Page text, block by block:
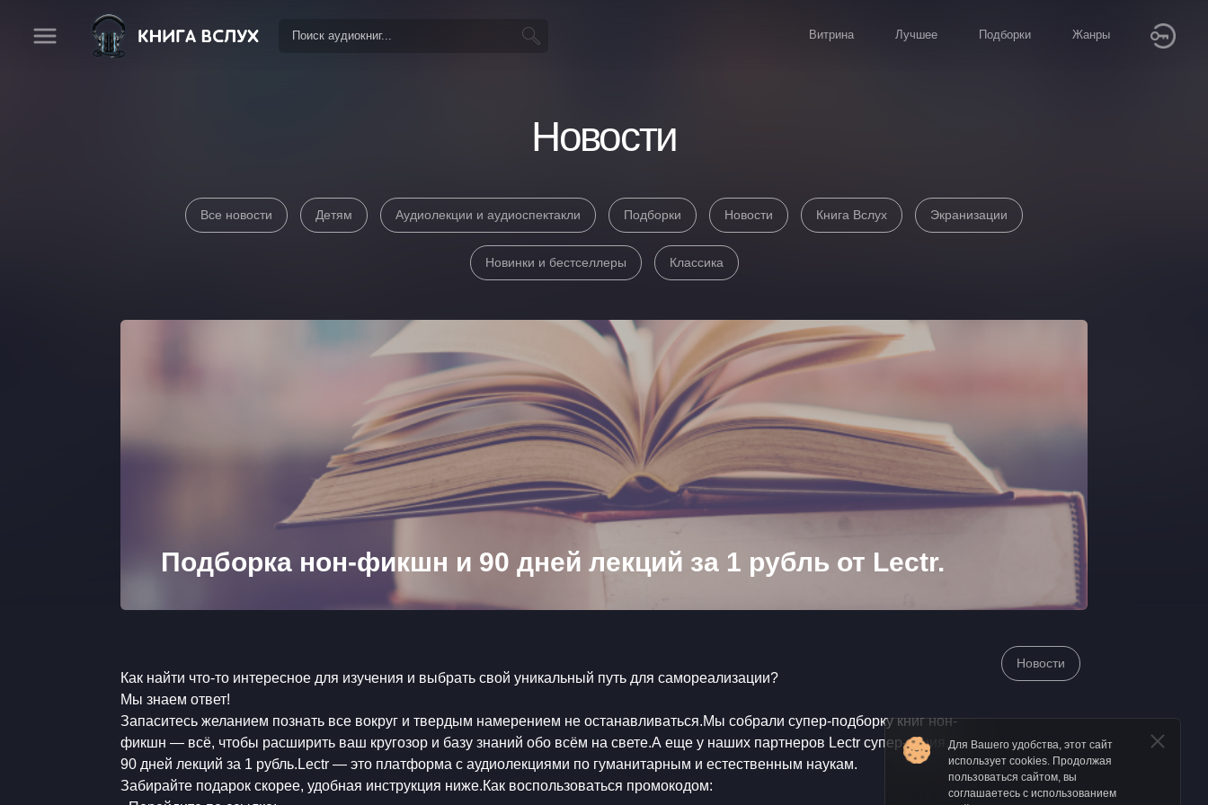
Витрина Лучшее Подборки Жанры
Новости
Все новости Детям Аудиолекции и аудиоспектакли Подборки Новости Книга Вслух Экранизации
Новинки и бестселлеры Классика
Подборка нон-фикшн и 90 дней лекций за 1 рубль от Lectr.
​Как найти что-то интересное для изучения и выбрать свой уникальный путь для самореализации?
​Мы знаем ответ!
​Запаситесь желанием познать все вокруг и твердым намерением не останавливаться.Мы собрали супер-подборку книг нон-
фикшн — всё, чтобы расширить ваш кругозор и базу знаний обо всём на свете.А еще у наших партнеров Lectr супер-акция,
90 дней лекций за 1 рубль.Lectr — это платформа с аудиолекциями по гуманитарным и естественным наукам.
​Забирайте подарок скорее, удобная инструкция ниже.Как воспользоваться промокодом:
Новости
Для Вашего удобства, этот сайт
использует cookies. Продолжая
пользоваться сайтом, вы
соглашаетесь с использованием